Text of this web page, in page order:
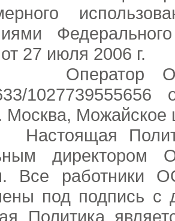
27 июля 2006 г.
Оператор
Москва,
Настоящая
Все
под подпись с
Политика